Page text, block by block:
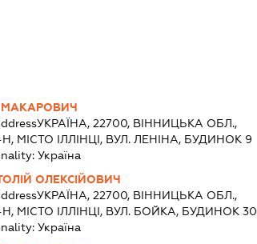
УКРАЇНА, 22700, ВІННИЦЬКА ОБЛ.,
МІСТО ІЛЛІНЦІ, ВУЛ. ЛЕНІНА, БУДИНОК 9
Україна
ОЛЕКСІЙОВИЧ
УКРАЇНА, 22700, ВІННИЦЬКА ОБЛ.,
МІСТО ІЛЛІНЦІ, ВУЛ. БОЙКА, БУДИНОК 30
Україна